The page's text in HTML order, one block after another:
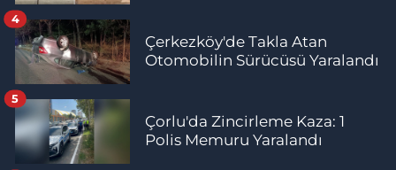
Çerkezköy'de Takla Atan
Otomobilin Sürücüsü Yaralandı
4
Çorlu'da Zincirleme Kaza: 1
Polis Memuru Yaralandı
5